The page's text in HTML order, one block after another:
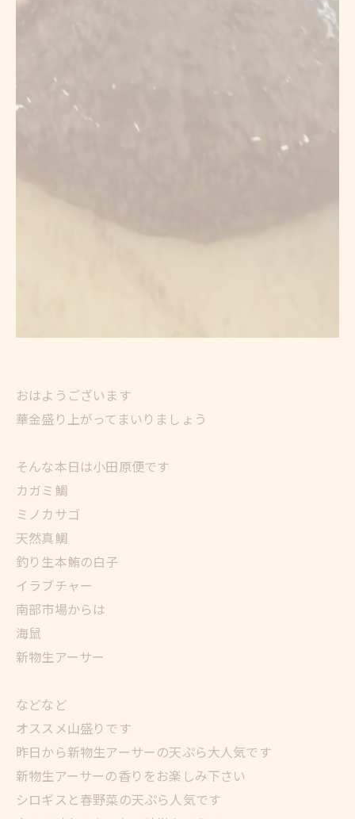
おはようございます
華金盛り上がってまいりましょう
そんな本日は小田原便です
カガミ鯛
ミノカサゴ
天然真鯛
釣り生本鮪の白子
イラブチャー
南部市場からは
海鼠
新物生アーサー
などなど
オススメ山盛りです
昨日から新物生アーサーの天ぷら大人気です
新物生アーサーの香りをお楽しみ下さい
シロギスと春野菜の天ぷら人気です